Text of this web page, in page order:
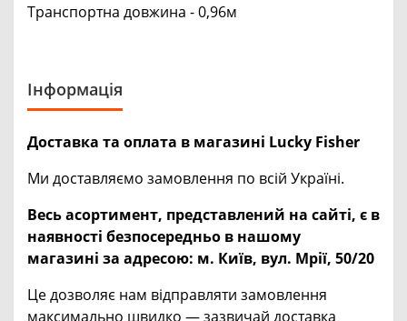
Транспортна довжина - 0,96м
Інформація
Доставка та оплата в магазині Lucky Fisher
Ми доставляємо замовлення по всій Україні.
Весь асортимент, представлений на сайті, є в
наявності безпосередньо в нашому
магазині за адресою: м. Київ, вул. Мрії, 50/20
Це дозволяє нам відправляти замовлення
максимально швидко — зазвичай доставка